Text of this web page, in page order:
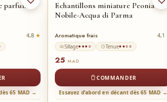
parfum
4,8
65 MAD →
Echantillons miniature Peonia
Nobile-Acqua di Parma
Aromatique frais 4,1
Sillage●●●○ Tenue●●○○
25 MAD
COMMANDER
Essayez d’abord en décant dès 65 MAD →